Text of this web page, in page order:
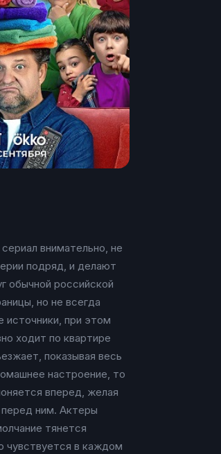
внимательно, не
подряд, и делают
обычной российской
но не всегда
источники, при этом
ходит по квартире
показывая весь
настроение, то
вперед, желая
ним. Актеры
тянется
чувствуется в каждом